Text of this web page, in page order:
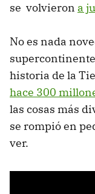
se volvieron a
No es nada
historia de la
hace 300
las cosas más
se rompió en
ver.